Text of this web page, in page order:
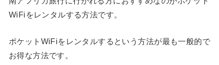
WiFiをレンタルする方法です。
ポケットWiFiをレンタルするという方法が最も一般的で
お得な方法です。